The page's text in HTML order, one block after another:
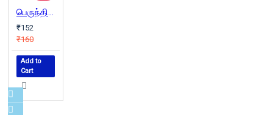
பெருந்திணைப்பூ தின்னும் இசக்கி
₹152
₹160
Add to
Cart